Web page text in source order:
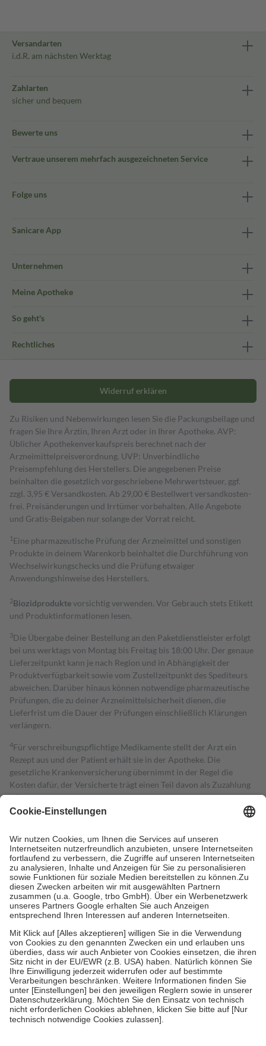
Versandarten
i.d.R. am nächsten Werktag
Zahlarten
sicher und bequem
Bewerte uns
Vertraue unserem mehrfach ausgezeichneten Service
Folge uns
Sanicare App
Unternehmen
Meine Apotheke
So geht's
Rechtliches
Widerruf erklären
Zu Risiken und Nebenwirkungen lesen Sie die Packungsbeilage und
fragen Sie Ihre Ärztin, Ihren Arzt oder in Ihrer Apotheke. AVP:
Üblicher Apothekenverkaufspreis berechnet nach der
Arzneimittelpreisverordnung. UVP: Unverbindliche
Preisempfehlung des Herstellers. Die angegebenen Preise
beinhalten die gesetzlich vorgeschriebene Mehrwertsteuer, ggf.
zzgl. 3,95 € Versandkosten. Ab 29,00 € Bestell­wert versand­kosten­
frei. Preisänderungen und Irrtümer vorbehalten. Alle Angebote
und Gratis-Beigaben nur solange der Vorrat reicht.
1 Eine pharmazeutische Prüfung der Arzneimittel und sonstigen
Produkte in deinem Warenkorb beinhaltet die Durchführung von
Wechselwirkungschecks und die Prüfung etwaiger
Anwendungshinweise des Herstellers.
2Biozidproduktevorsichtig verwenden. Vor Gebrauch stets Etikett
und Produktinformationen lesen.
3Die Übergabe deiner Bestellung an den Paketdienstleister erfolgt
bei uns werktags von Montag bis Freitag bis 18:00 Uhr. Der genaue
Lieferzeitpunkt kann je nach Region und in Abhängigkeit der
Produktverfügbarkeit sowie vom Zustellzeitpunkt des Spediteurs
abweichen. Darüber hinaus können notwendige pharmazeutische
Prüfungen, die zu deiner Arzneimittelsicherheit dienen, die
Lieferfrist um die Dauer der Prüfungen einschließlich Klärungen
verlängern.
4Für verschreibungspflichtige Medikamente stellt der Arzt ein
Rezept aus und der Patient erhält sie in der Apotheke. Die
gesetzliche Krankenversicherung übernimmt in der Regel die
Kosten dafür, der Versicherte trägt einen Teil davon als Zuzahlung
mit.
Grundsätzlich leisten Mitglieder Zuzahlungen in Höhe von zehn
höchstens zehn Euro.
Es sind jedoch nie mehr als die tatsächlichen
Kosten der Leistung zu entrichten.
Diese Regeln gelten grundsätzlich auch für Online-Apotheken.
Bei Heilmitteln und häuslicher Krankenpflege beträgt die
Zuzahlung zehn Prozent der Kosten sowie zehn Euro je
Verordnung.
Um das Engagement der Versicherten für ihre eigene Gesundheit zu
stärken und die besondere Stellung der Familie zu unterstützen,
fallenkeine Zuzahlungenan bei:
• Kindern und Jugendlichen bis zum vollendeten 18. Lebensjahr
mit Ausnahme der Fahrkosten
• Untersuchungen zur Vorsorge und Früherkennung, die von der
GKV getragen werden
• empfohlenen Schutzimpfungen
• Harn- und Blutteststreifen